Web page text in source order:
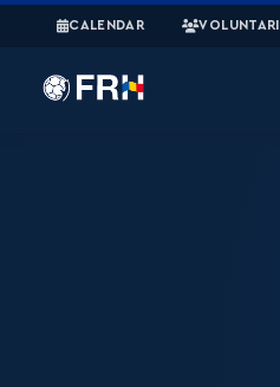
CALENDAR VOLUNTARI